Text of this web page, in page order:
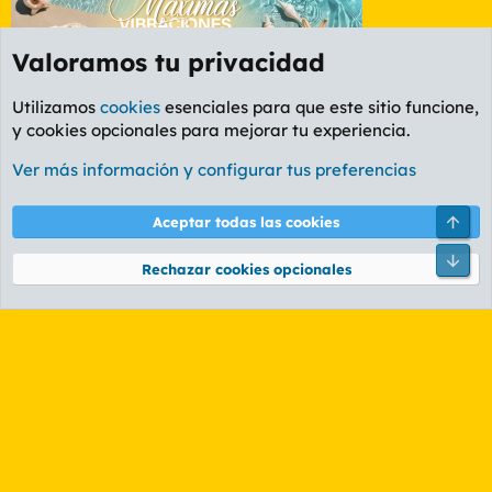
Foro Deportes
Cookies
PL OLDSTYLE AMARILLO
Términos y reglas Política de privacidad Ayuda
Community platform by XenForo® © 2010-2026 XenForo Ltd.
Valoramos tu privacidad
Utilizamos cookies esenciales para que este sitio funcione,
y cookies opcionales para mejorar tu experiencia.
Ver más información y configurar tus preferencias
Aceptar todas las cookies
Rechazar cookies opcionales
Pie